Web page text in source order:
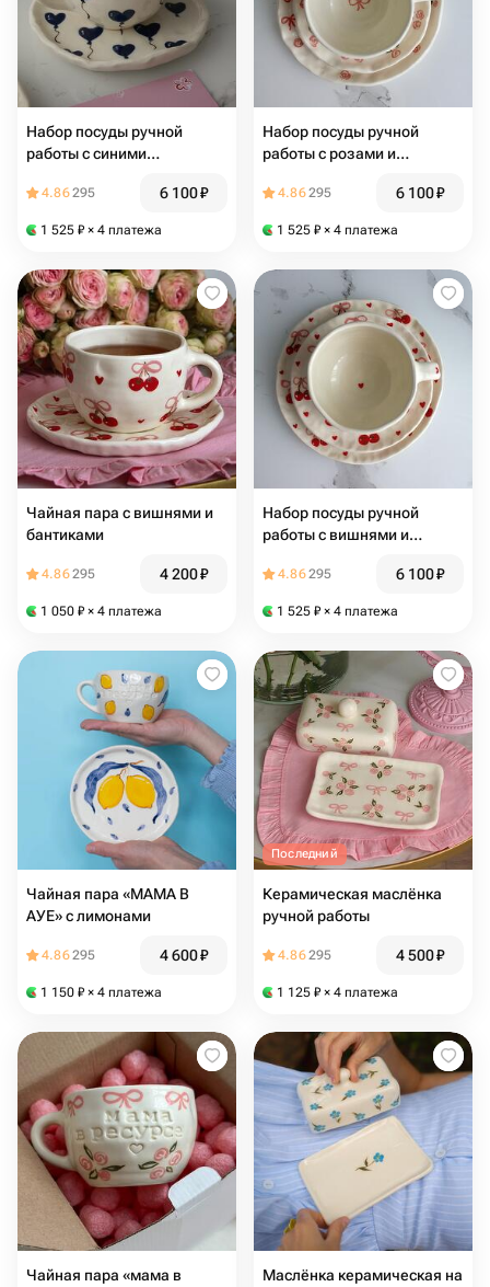
Набор посуды ручной
работы с синими
4.86295 6 100₽
1 525 ₽ × 4 платежа
Набор посуды ручной
работы с розами и
4.86295 6 100₽
1 525 ₽ × 4 платежа
Чайная пара с вишнями и
бантиками
4.86295 4 200₽
1 050 ₽ × 4 платежа
Набор посуды ручной
работы с вишнями и
4.86295 6 100₽
1 525 ₽ × 4 платежа
Чайная пара «МАМА В
А️УЕ» с лимонами
4.86295 4 600₽
1 150 ₽ × 4 платежа
Последний
Керамическая маслёнка
ручной работы
4.86295 4 500₽
1 125 ₽ × 4 платежа
Чайная пара «мама в
Маслёнка керамическая на